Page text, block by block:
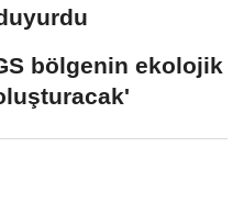
bölgenin ekolojik